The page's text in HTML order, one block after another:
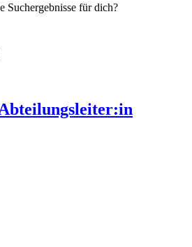
Suchergebnisse für dich?